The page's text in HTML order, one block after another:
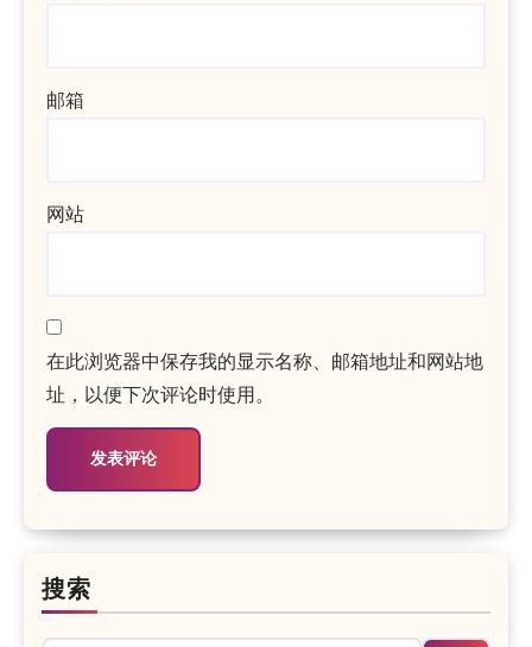
邮箱
网站
在此浏览器中保存我的显示名称、邮箱地址和网站地
址，以便下次评论时使用。
搜索